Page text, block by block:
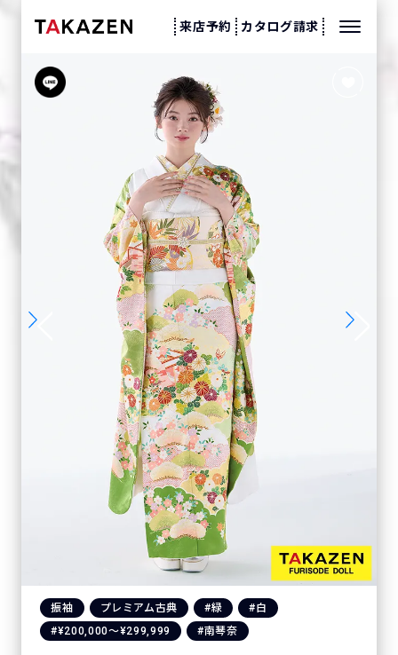
来店予約 カタログ請求
振袖 プレミアム古典 #緑
#白
#¥200,000〜¥299,999
#南琴奈